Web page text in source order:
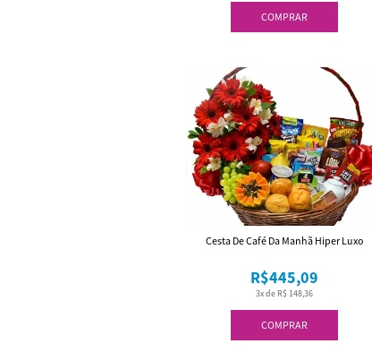
COMPRAR
COMPRAR
3x de R$ 148,36
R$445,09
Cesta De Café Da Manhã Hiper Luxo